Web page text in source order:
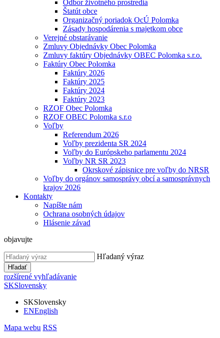
Odbor životného prostredia
Štatút obce
Organizačný poriadok OcÚ Polomka
Zásady hospodárenia s majetkom obce
Verejné obstarávanie
Zmluvy Objednávky Obec Polomka
Zmluvy faktúry Objednávky OBEC Polomka s.r.o.
Faktúry Obec Polomka
Faktúry 2026
Faktúry 2025
Faktúry 2024
Faktúry 2023
RZOF Obec Polomka
RZOF OBEC Polomka s.r.o
Voľby
Referendum 2026
Voľby prezidenta SR 2024
Voľby do Európskeho parlamentu 2024
Voľby NR SR 2023
Okrskové zápisnice pre voľby do NRSR
Voľby do orgánov samosprávy obcí a samosprávnych
krajov 2026
Kontakty
Napíšte nám
Ochrana osobných údajov
Hlásenie závad
objavujte
Hľadaný výraz
Hľadať
rozšírené vyhľadávanie
SKSlovensky
SKSlovensky
ENEnglish
Mapa webu RSS